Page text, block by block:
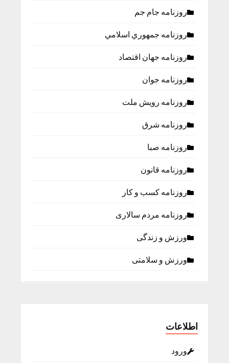
روزنامه جام جم
روزنامه جمهوري اسلامي
روزنامه جهان اقتصاد
روزنامه جوان
روزنامه رویش ملت
روزنامه شرق
روزنامه صبا
روزنامه قانون
روزنامه كسب و كار
روزنامه مردم سالاری
ورزش و زندگی
ورزش و سلامتی
اطلاعات
ورود